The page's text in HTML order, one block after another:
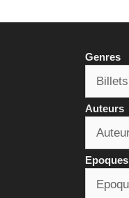
Genres
Auteurs
Epoques